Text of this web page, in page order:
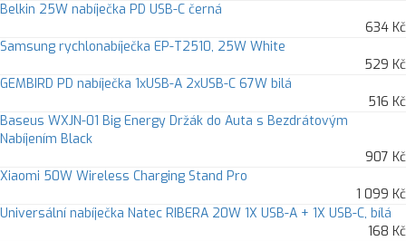
Belkin 25W nabíječka PD USB-C černá
634 Kč
Samsung rychlonabíječka EP-T2510, 25W White
529 Kč
GEMBIRD PD nabíječka 1xUSB-A 2xUSB-C 67W bilá
516 Kč
Baseus WXJN-01 Big Energy Držák do Auta s Bezdrátovým
Nabíjením Black
907 Kč
Xiaomi 50W Wireless Charging Stand Pro
1 099 Kč
Universální nabíječka Natec RIBERA 20W 1X USB-A + 1X USB-C, bílá
168 Kč